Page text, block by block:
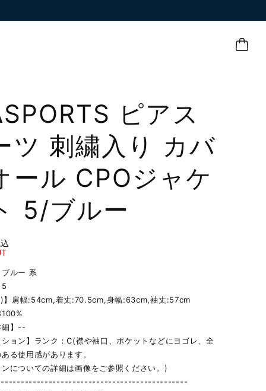
ピアス
ツ 刺繍入り カバ
ール CPOジャケ
5/ブルー
ルー 系
5
】肩幅:54cm,着丈:70.5cm,身幅:63cm,袖丈:57cm
細】--
ョン】ランク：C(襟や袖口、ポケットなどにヨゴレ、全
る使用感があります。
についての詳細は画像をご参照ください。)